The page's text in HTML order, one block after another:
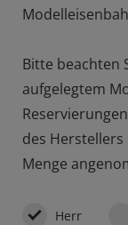
Bitte beachten
aufgelegtem
des
Menge
Herr